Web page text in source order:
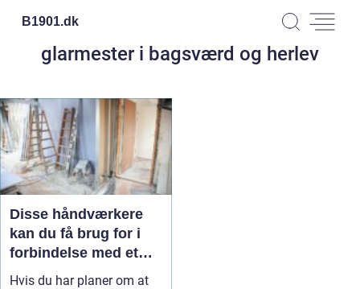
B1901.dk
glarmester i bagsværd og herlev
Disse håndværkere
kan du få brug for i
forbindelse med et
boligprojekt
Hvis du har planer om at